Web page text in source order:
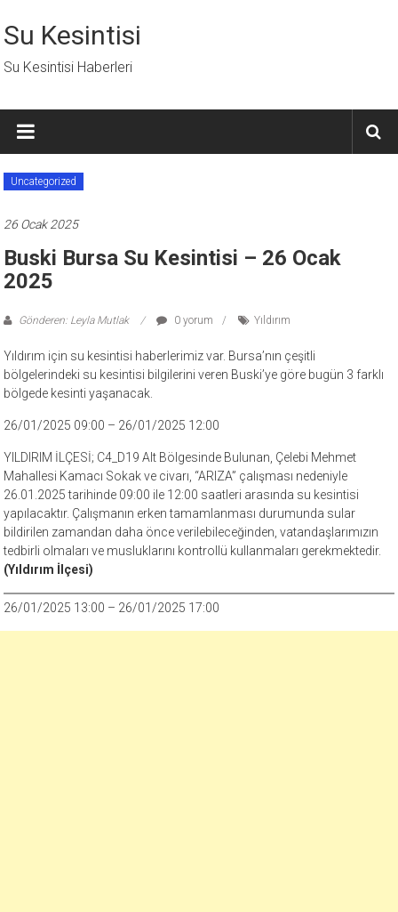
geç
Su Kesintisi
Su Kesintisi Haberleri
Uncategorized
26 Ocak 2025
Buski Bursa Su Kesintisi – 26 Ocak
2025
Gönderen: Leyla Mutlak 0 yorum Yıldırım
Yıldırım için su kesintisi haberlerimiz var. Bursa’nın çeşitli
bölgelerindeki su kesintisi bilgilerini veren Buski’ye göre bugün 3 farklı
bölgede kesinti yaşanacak.
26/01/2025 09:00 – 26/01/2025 12:00
YILDIRIM İLÇESİ; C4_D19 Alt Bölgesinde Bulunan, Çelebi Mehmet
Mahallesi Kamacı Sokak ve civarı, “ARIZA” çalışması nedeniyle
26.01.2025 tarihinde 09:00 ile 12:00 saatleri arasında su kesintisi
yapılacaktır. Çalışmanın erken tamamlanması durumunda sular
bildirilen zamandan daha önce verilebileceğinden, vatandaşlarımızın
tedbirli olmaları ve musluklarını kontrollü kullanmaları gerekmektedir.
(Yıldırım İlçesi)
26/01/2025 13:00 – 26/01/2025 17:00